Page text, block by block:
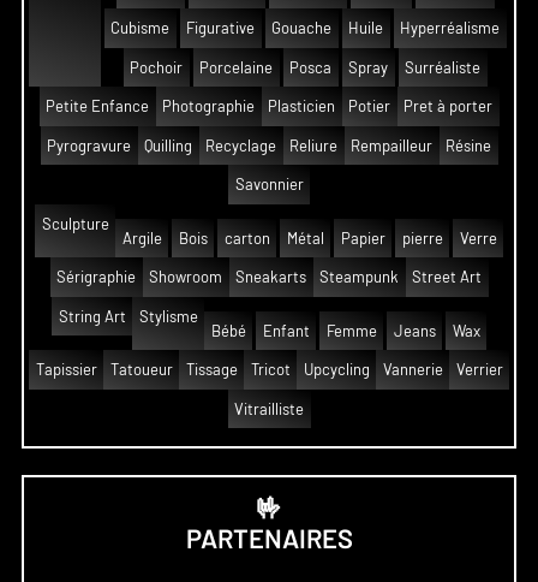
Cubisme Figurative Gouache Huile Hyperréalisme
Pochoir Porcelaine Posca Spray Surréaliste
Petite Enfance Photographie Plasticien Potier Pret à porter
Pyrogravure Quilling Recyclage Reliure Rempailleur Résine
Savonnier
Sculpture
Argile
Bois carton Métal Papier pierre Verre
Sérigraphie Showroom Sneakarts Steampunk Street Art
String Art
Stylisme
Bébé
Enfant Femme Jeans Wax
Tapissier Tatoueur Tissage Tricot Upcycling Vannerie Verrier
Vitrailliste
🤟
PARTENAIRES